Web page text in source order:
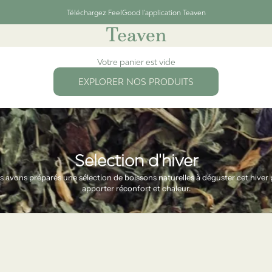
Téléchargez FeelGood l'application Teaven
Teaven
Votre panier est vide
EXPLORER NOS PRODUITS
Selection d'hiver
avons préparés une sélection de boissons naturelles à déguster cet hiver
apporter réconfort et chaleur.